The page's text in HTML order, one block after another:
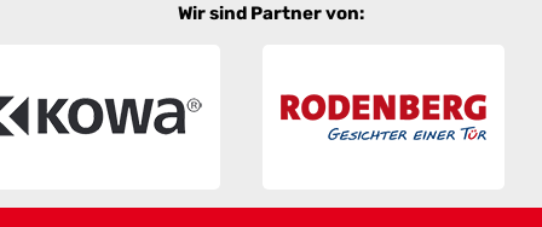
Wir sind Partner von: